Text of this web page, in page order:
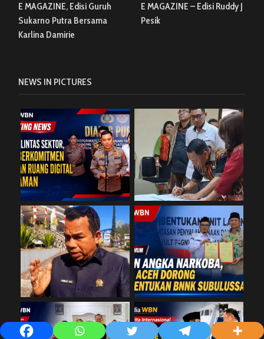
E MAGAZINE, Edisi Guruh
Sukarno Putra Bersama
Karlina Damirie
E MAGAZINE – Edisi Ruddy J
Pesik
NEWS IN PICTURES